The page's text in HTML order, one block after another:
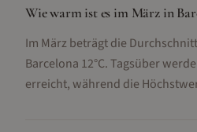
Wie warm ist es im März in
Im März beträgt die
Barcelona 12°C. Tagsüber
erreicht, während die